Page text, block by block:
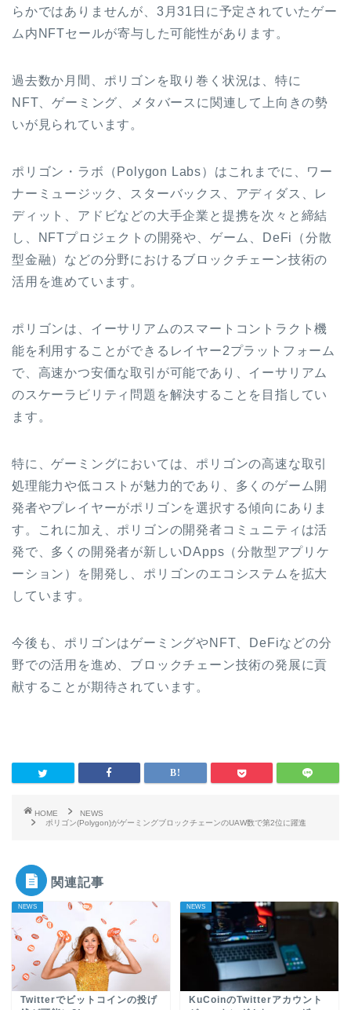
らかではありませんが、3月31日に予定されていたゲー
ム内NFTセールが寄与した可能性があります。
過去数か月間、ポリゴンを取り巻く状況は、特に
NFT、ゲーミング、メタバースに関連して上向きの勢
いが見られています。
ポリゴン・ラボ（Polygon Labs）はこれまでに、ワー
ナーミュージック、スターバックス、アディダス、レ
ディット、アドビなどの大手企業と提携を次々と締結
し、NFTプロジェクトの開発や、ゲーム、DeFi（分散
型金融）などの分野におけるブロックチェーン技術の
活用を進めています。
ポリゴンは、イーサリアムのスマートコントラクト機
能を利用することができるレイヤー2プラットフォーム
で、高速かつ安価な取引が可能であり、イーサリアム
のスケーラビリティ問題を解決することを目指してい
ます。
特に、ゲーミングにおいては、ポリゴンの高速な取引
処理能力や低コストが魅力的であり、多くのゲーム開
発者やプレイヤーがポリゴンを選択する傾向にありま
す。これに加え、ポリゴンの開発者コミュニティは活
発で、多くの開発者が新しいDApps（分散型アプリケ
ーション）を開発し、ポリゴンのエコシステムを拡大
しています。
今後も、ポリゴンはゲーミングやNFT、DeFiなどの分
野での活用を進め、ブロックチェーン技術の発展に貢
献することが期待されています。
HOME
NEWS
ポリゴン(Polygon)がゲーミングブロックチェーンのUAW数で第2位に躍進
関連記事
NEWS
Twitterでビットコインの投げ
NEWS
KuCoinのTwitterアカウント